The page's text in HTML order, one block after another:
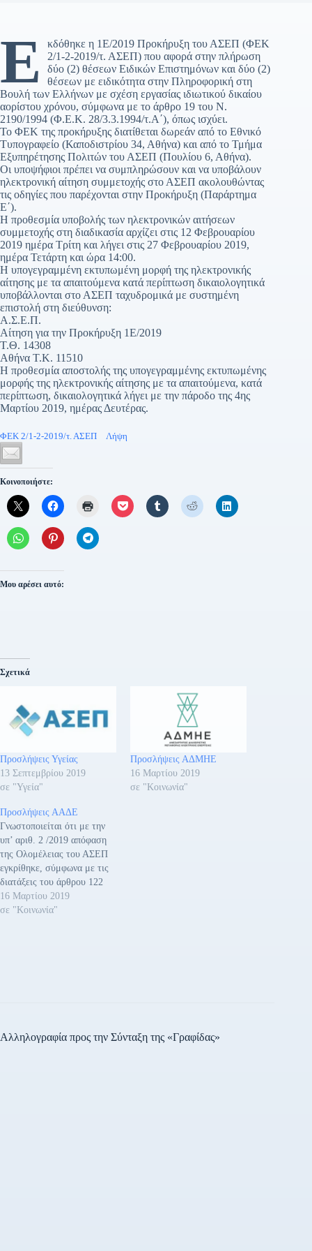
Ε
κδόθηκε η 1Ε/2019 Προκήρυξη του ΑΣΕΠ (ΦΕΚ
2/1-2-2019/τ. ΑΣΕΠ) που αφορά στην πλήρωση
δύο (2) θέσεων Ειδικών Επιστημόνων και δύο (2)
θέσεων με ειδικότητα στην Πληροφορική στη
Βουλή των Ελλήνων με σχέση εργασίας ιδιωτικού δικαίου
αορίστου χρόνου, σύμφωνα με το άρθρο 19 του Ν.
2190/1994 (Φ.Ε.Κ. 28/3.3.1994/τ.Α΄), όπως ισχύει.
Το ΦΕΚ της προκήρυξης διατίθεται δωρεάν από το Εθνικό
Τυπογραφείο (Καποδιστρίου 34, Αθήνα) και από το Τμήμα
Εξυπηρέτησης Πολιτών του ΑΣΕΠ (Πουλίου 6, Αθήνα).
Οι υποψήφιοι πρέπει να συμπληρώσουν και να υποβάλουν
ηλεκτρονική αίτηση συμμετοχής στο ΑΣΕΠ ακολουθώντας
τις οδηγίες που παρέχονται στην Προκήρυξη (Παράρτημα
Ε΄).
Η προθεσμία υποβολής των ηλεκτρονικών αιτήσεων
συμμετοχής στη διαδικασία αρχίζει στις 12 Φεβρουαρίου
2019 ημέρα Τρίτη και λήγει στις 27 Φεβρουαρίου 2019,
ημέρα Τετάρτη και ώρα 14:00.
Η υπογεγραμμένη εκτυπωμένη μορφή της ηλεκτρονικής
αίτησης με τα απαιτούμενα κατά περίπτωση δικαιολογητικά
υποβάλλονται στο ΑΣΕΠ ταχυδρομικά με συστημένη
επιστολή στη διεύθυνση:
Α.Σ.Ε.Π.
Αίτηση για την Προκήρυξη 1Ε/2019
Τ.Θ. 14308
Αθήνα Τ.Κ. 11510
Η προθεσμία αποστολής της υπογεγραμμένης εκτυπωμένης
μορφής της ηλεκτρονικής αίτησης με τα απαιτούμενα, κατά
περίπτωση, δικαιολογητικά λήγει με την πάροδο της 4ης
Μαρτίου 2019, ημέρας Δευτέρας.
ΦΕΚ 2/1-2-2019/τ. ΑΣΕΠ Λήψη
Κοινοποιήστε:
Μου αρέσει αυτό:
Σχετικά
Προσλήψεις Υγείας
13 Σεπτεμβρίου 2019
σε "Υγεία"
Προσλήψεις ΑΔΜΗΕ
16 Μαρτίου 2019
σε "Κοινωνία"
Προσλήψεις ΑΑΔΕ
Γνωστοποιείται ότι με την
υπ’ αριθ. 2 /2019 απόφαση
της Ολομέλειας του ΑΣΕΠ
εγκρίθηκε, σύμφωνα με τις
διατάξεις του άρθρου 122
του ν. 4537/2018 (ΦΕΚ 84/
Α/15-5-2018), το αίτημα της
16 Μαρτίου 2019
σε "Κοινωνία"
Αλληλογραφία προς την Σύνταξη της «Γραφίδας»